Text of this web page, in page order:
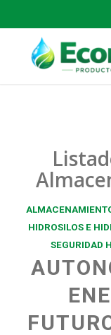
HIDROSILOS E
SEGURIDAD